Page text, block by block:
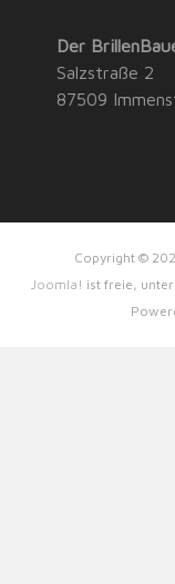
Der
Salzstraße 2
87509
Copyright ©
Joomla! ist freie,